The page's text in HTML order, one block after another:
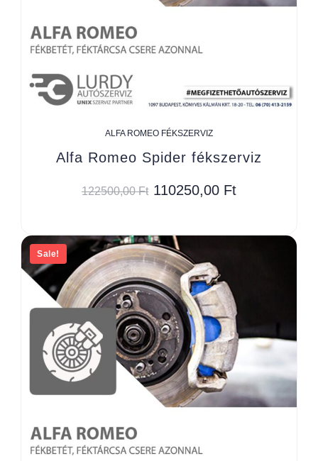
ALFA ROMEO FÉKSZERVIZ
Alfa Romeo Spider fékszerviz
122500,00Ft 110250,00 Ft
Sale!